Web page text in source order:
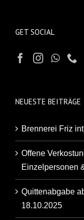
GET SOCIAL
NEUESTE BEITRÄGE
Brennerei Friz
Offene
Einzelpersonen
Quittenabgabe
18.10.2025